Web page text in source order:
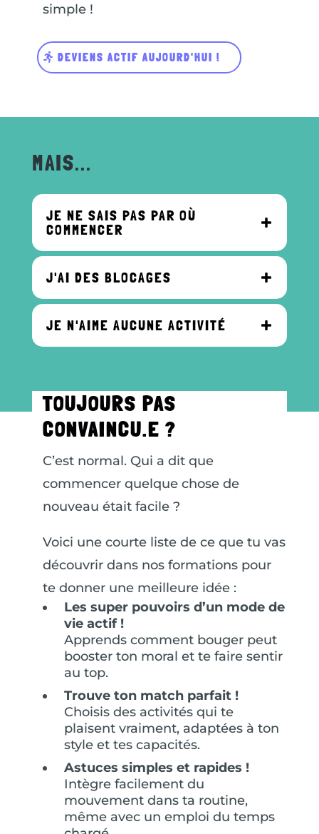
simple !
DEVIENS ACTIF AUJOURD'HUI !
MAIS...
JE NE SAIS PAS PAR OÙ
COMMENCER
J'AI DES BLOCAGES
JE N'AIME AUCUNE ACTIVITÉ
TOUJOURS PAS
CONVAINCU.E ?
C’est normal. Qui a dit que
commencer quelque chose de
nouveau était facile ?
Voici une courte liste de ce que tu vas
découvrir dans nos formations pour
te donner une meilleure idée :
Les super pouvoirs d’un mode de
vie actif !
Apprends comment bouger peut
booster ton moral et te faire sentir
au top.
Trouve ton match parfait !
Choisis des activités qui te
plaisent vraiment, adaptées à ton
style et tes capacités.
Astuces simples et rapides !
Intègre facilement du
mouvement dans ta routine,
même avec un emploi du temps